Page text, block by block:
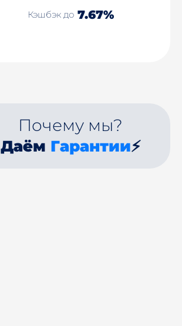
Кэшбэк до 7.67%
Почему мы?
Даём Гарантии⚡